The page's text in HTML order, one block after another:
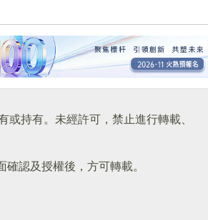
持有。未經許可，禁止進行轉載、
確認及授權後，方可轉載。